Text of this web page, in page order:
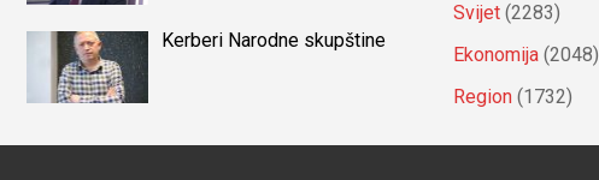
Kerberi Narodne skupštine
Svijet (2283)
Ekonomija (2048)
Region (1732)